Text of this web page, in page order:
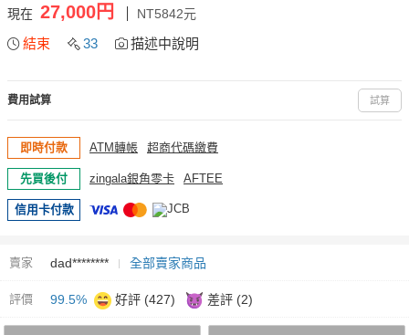
現在 27,000円 NT5842元
結束 33 描述中說明
費用試算 試算
即時付款 ATM轉帳 超商代碼繳費
先買後付 zingala銀角零卡 AFTEE
信用卡付款
賣家 dad******** 全部賣家商品
評價 99.5% 好評 (427) 差評 (2)